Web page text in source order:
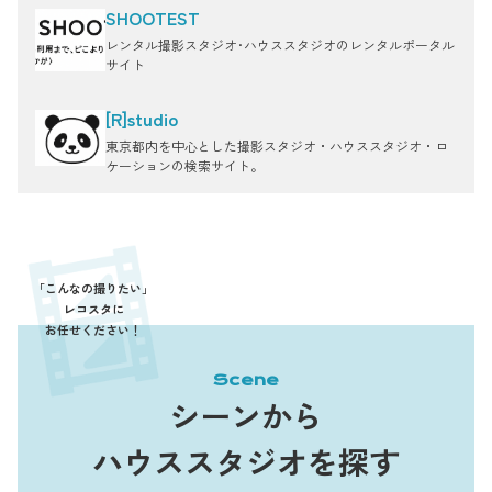
SHOOTEST
レンタル撮影スタジオ･ハウススタジオのレンタルポータル
サイト
[R]studio
東京都内を中心とした撮影スタジオ・ハウススタジオ・ロ
ケーションの検索サイト。
「こんなの撮りたい」
レコスタに
お任せください！
Scene
シーンから
ハウススタジオを探す